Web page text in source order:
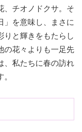
、チオノドクサ。そ
」を意味し、まさに
りと輝きをもたらし
の花々よりも一足先
、私たちに春の訪れ